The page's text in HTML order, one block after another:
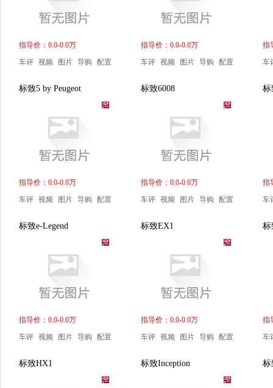
指导价：0.0-0.0万
车评 视频 图片 导购 配置
指导价：0.0-0.0万
车评 视频 图片 导购 配置
指
车
标致5 by Peugeot
指导价：0.0-0.0万
车评 视频 图片 导购 配置
标致6008
指导价：0.0-0.0万
车评 视频 图片 导购 配置
标
指
车
标致e-Legend
指导价：0.0-0.0万
车评 视频 图片 导购 配置
标致EX1
指导价：0.0-0.0万
车评 视频 图片 导购 配置
标
指
车
标致HX1 标致Inception 标